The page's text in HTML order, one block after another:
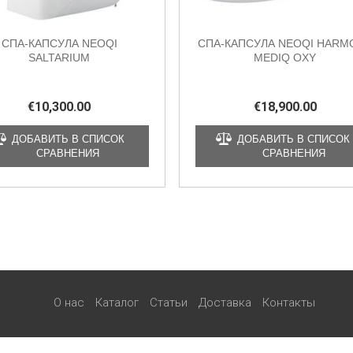
СПА-КАПСУЛА NEOQI
SALTARIUM
€10,300.00
ДОБАВИТЬ В СПИСОК
СРАВНЕНИЯ
СПА-КАПСУЛА NEOQI
MEDIQ OXY
€18,900.00
ДОБАВИТЬ В СПИСОК
СРАВНЕНИЯ
О нас Каталог Статьи Доставка Контакты